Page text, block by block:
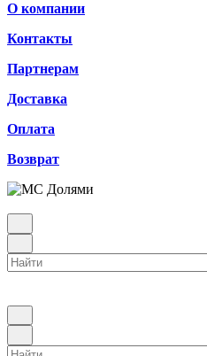
О компании
Контакты
Партнерам
Доставка
Оплата
Возврат